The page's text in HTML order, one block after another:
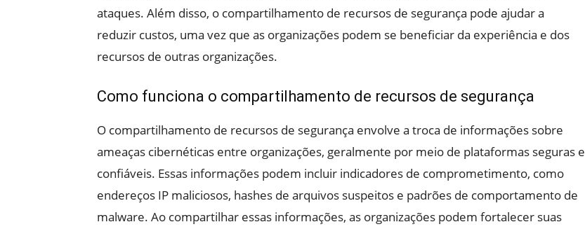
ataques. Além disso, o compartilhamento de recursos de segurança pode ajudar a
reduzir custos, uma vez que as organizações podem se beneficiar da experiência e dos
recursos de outras organizações.
Como funciona o compartilhamento de recursos de segurança
O compartilhamento de recursos de segurança envolve a troca de informações sobre
ameaças cibernéticas entre organizações, geralmente por meio de plataformas seguras e
confiáveis. Essas informações podem incluir indicadores de comprometimento, como
endereços IP maliciosos, hashes de arquivos suspeitos e padrões de comportamento de
malware. Ao compartilhar essas informações, as organizações podem fortalecer suas